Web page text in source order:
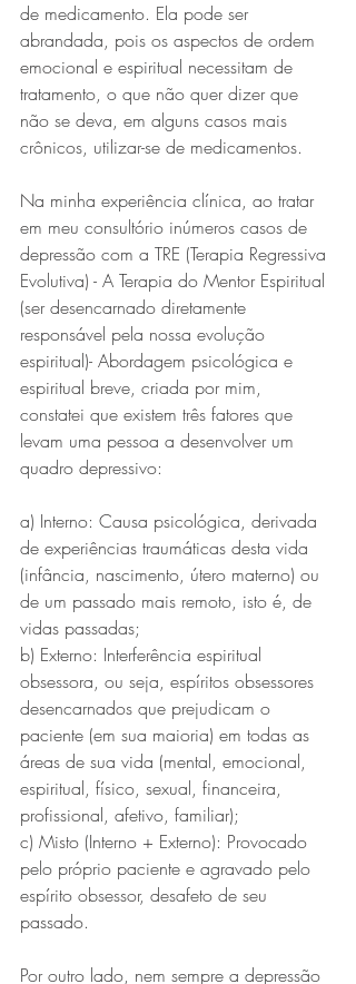
de medicamento. Ela pode ser
abrandada, pois os aspectos de ordem
emocional e espiritual necessitam de
tratamento, o que não quer dizer que
não se deva, em alguns casos mais
crônicos, utilizar-se de medicamentos.
Na minha experiência clínica, ao tratar
em meu consultório inúmeros casos de
depressão com a TRE (Terapia Regressiva
Evolutiva) - A Terapia do Mentor Espiritual
(ser desencarnado diretamente
responsável pela nossa evolução
espiritual)- Abordagem psicológica e
espiritual breve, criada por mim,
constatei que existem três fatores que
levam uma pessoa a desenvolver um
quadro depressivo:
a) Interno: Causa psicológica, derivada
de experiências traumáticas desta vida
(infância, nascimento, útero materno) ou
de um passado mais remoto, isto é, de
vidas passadas;
b) Externo: Interferência espiritual
obsessora, ou seja, espíritos obsessores
desencarnados que prejudicam o
paciente (em sua maioria) em todas as
áreas de sua vida (mental, emocional,
espiritual, físico, sexual, financeira,
profissional, afetivo, familiar);
c) Misto (Interno + Externo): Provocado
pelo próprio paciente e agravado pelo
espírito obsessor, desafeto de seu
passado.
Por outro lado, nem sempre a depressão